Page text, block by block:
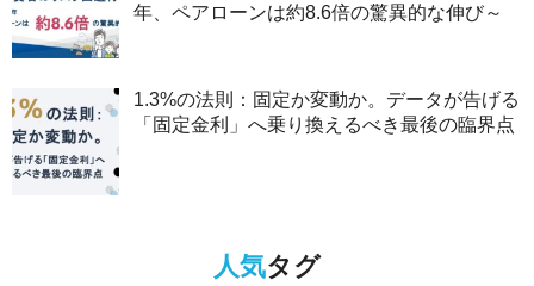
年、ペアローンは約8.6倍の驚異的な伸び～
1.3%の法則：固定か変動か。データが告げる
「固定金利」へ乗り換えるべき最後の臨界点
人気タグ